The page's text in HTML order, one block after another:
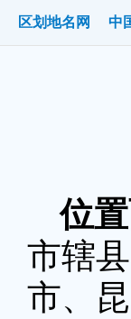
区划地名网 中
位
市辖
市、